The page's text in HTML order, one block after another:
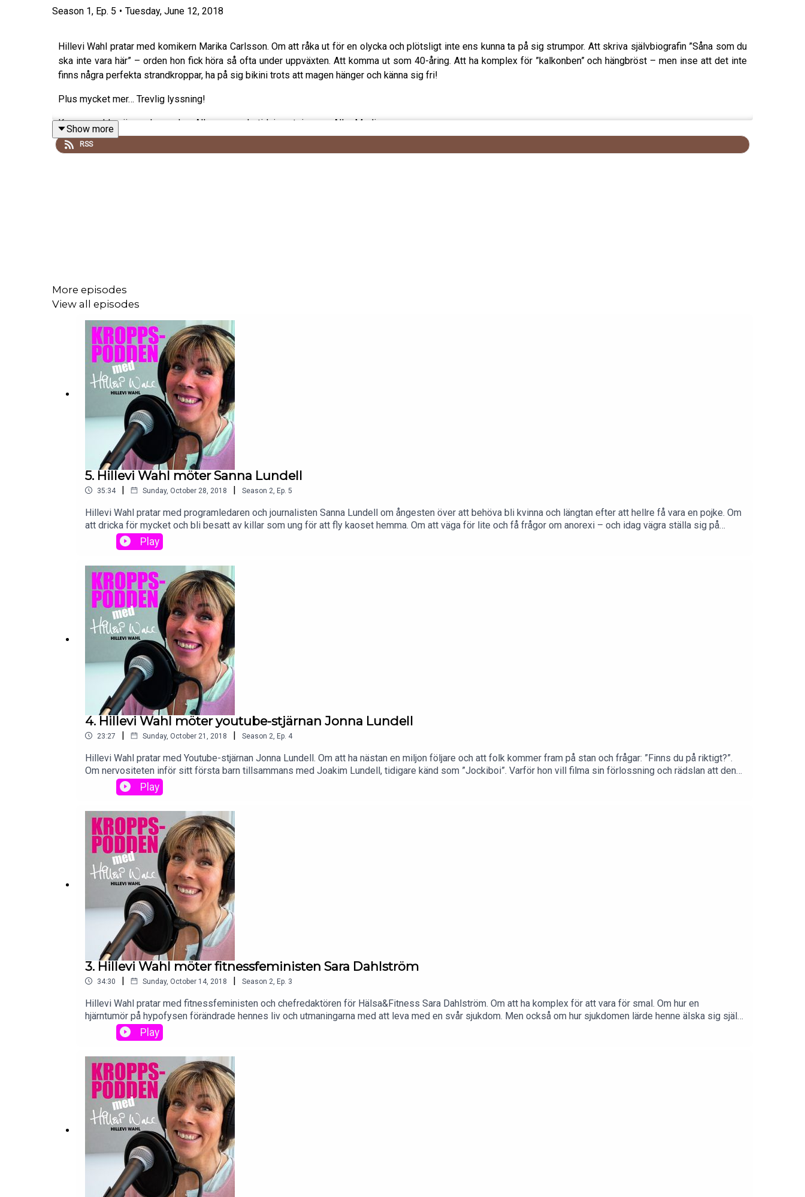
Season 1, Ep. 5 • Tuesday, June 12, 2018
Hillevi Wahl pratar med komikern Marika Carlsson. Om att råka ut för en olycka och plötsligt inte ens kunna ta på sig strumpor. Att skriva självbiografin ”Såna som du
ska inte vara här” – orden hon fick höra så ofta under uppväxten. Att komma ut som 40-åring. Att ha komplex för ”kalkonben” och hängbröst – men inse att det inte
finns några perfekta strandkroppar, ha på sig bikini trots att magen hänger och känna sig fri!
Plus mycket mer… Trevlig lyssning!
Kroppspodden är producerad av Allas, en veckotidning utgiven av Aller Media.
Musik: Medley: Upon Letting Go by
Show more
RSS
More episodes
View all episodes
5. Hillevi Wahl möter Sanna Lundell
35:34 | Sunday, October 28, 2018 | Season 2 Ep. 5
Hillevi Wahl pratar med programledaren och journalisten Sanna Lundell om ångesten över att behöva bli kvinna och längtan efter att hellre få vara en pojke. Om
att dricka för mycket och bli besatt av killar som ung för att fly kaoset hemma. Om att väga för lite och få frågor om anorexi – och idag vägra ställa sig på
vågen! Om vad hon svarade när pappa Ulf undrade: ”Hur klarar du att ta hand om så många barn och vara sådär glad?”. Om att knarka Hemnet när livet är
jobbigt. Om att mista sin mamma och hur sorgen satte sig i kroppen tills hon blev som ett spöke. Om den totala utmattningen när hennes medberoende var i
medicinen! Plus mycker mer…
Play
4. Hillevi Wahl möter youtube-stjärnan Jonna Lundell
23:27 | Sunday, October 21, 2018 | Season 2 Ep. 4
Hillevi Wahl pratar med Youtube-stjärnan Jonna Lundell. Om att ha nästan en miljon följare och att folk kommer fram på stan och frågar: ”Finns du på riktigt?”.
Om nervositeten inför sitt första barn tillsammans med Joakim Lundell, tidigare känd som ”Jockiboi”. Varför hon vill filma sin förlossning och rädslan att den
ska gå för fort. Om längtan efter ett svenssonliv och att vara en normal familj. Om att det är viktigt att visa att det är okej att må dåligt och göra fel. Om att göra
abort som 14-åring. Om varför hon inte vill operera sin näsa längre. Om hur hon lärt sig hantera sin svåra pms och sköldkörtelbesvär. Och om att hon aldrig
Play
3. Hillevi Wahl möter fitnessfeministen Sara Dahlström
34:30 | Sunday, October 14, 2018 | Season 2 Ep. 3
Hillevi Wahl pratar med fitnessfeministen och chefredaktören för Hälsa&Fitness Sara Dahlström. Om att ha komplex för att vara för smal. Om hur en
hjärntumör på hypofysen förändrade hennes liv och utmaningarna med att leva med en svår sjukdom. Men också om hur sjukdomen lärde henne älska sig själv
och träning. Om att upptäcka hur kul det är att lyfta tunga vikter och bli stolt över sin kropp utan att det har något att göra med hur den ser ut. Om varför hon
beskriver sig själv som tjock. Om att det inte alltid är så lätt att älska sin kropp utan tvivel och osäkerhet, och hur viktigt att är att bli peppad av andra
Play